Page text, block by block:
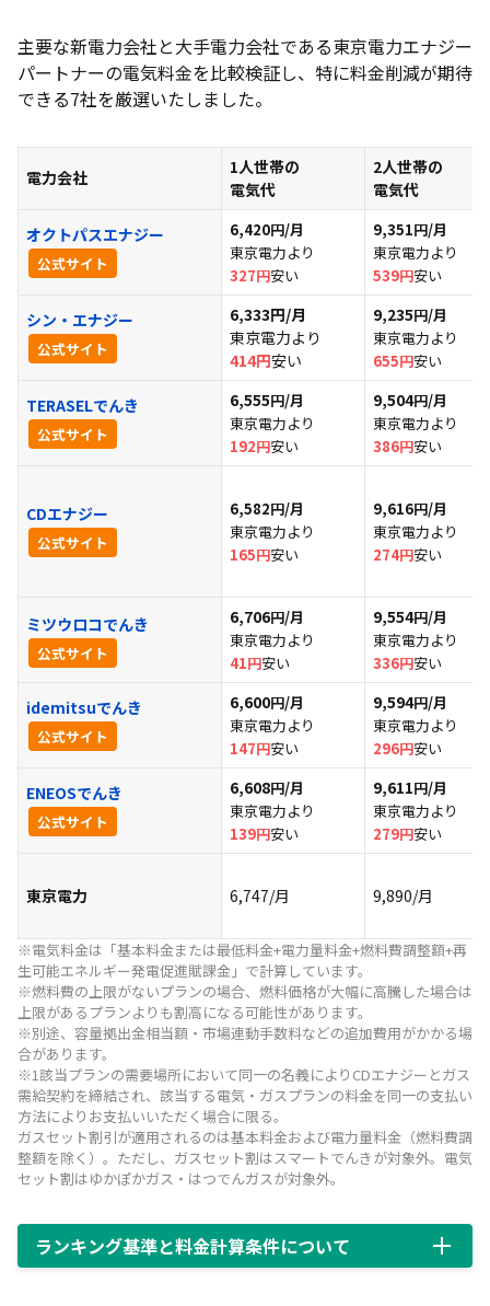
ミツウロコでんき「従量電灯B」｜シンプルな料金
体系
idemitsuでんき「Sプラン」｜電気代とガソリン代
ENEOSでんき「Vプラン」｜長期契約割引で電気代
新電力会社へ乗り換えるメリット5つ
メリット①｜電気代が安くなる可能性がある
メリット②｜自分にあったプランが選べる
メリット③｜乗り換えキャンペーンがある
メリット④｜新電力会社へ乗り換える際の工事が不
要
メリット⑤｜環境問題にも取り組める
お住いのエリアで新電力会社を選ぶ
電気を使う時間帯によって料金プランを選ぶ
電気料金単価以外の金額も確認する
割引やポイント還元、セット割などのサービスが多
いほどお得
新電力会社へ電気を乗り換える際の注意点・デメリ
大手電力会社の方が安いパターンもある
最低利用期間や解約金がないか確認する
支払い方法がクレジットカードのみの場合がある
変動型の電気料金プランは社会情勢によって高くな
ることがある
新電力会社へ乗り換える方法
現住所で電力会社を切り替える方法
引っ越し先で新電力会社に乗り換える方法
新電力会社の乗り換えについてよくある質問
新電力会社とはそもそも何？
は？
電力会社を新電力会社へ乗り換える注意点や変更の
主要な新電力会社と大手電力会社である東京電力エナジー
パートナーの電気料金を比較検証し、特に料金削減が期待
できる7社を厳選いたしました。
電力会社
1人世帯の
電気代
2人世帯の
電気代
オクトパスエナジー
公式サイト
6,420円/月
東京電力より
327円安い
9,351円/月
東京電力より
539円安い
シン・エナジー
公式サイト
6,333円/月
東京電力より
414円安い
9,235円/月
東京電力より
655円安い
TERASELでんき
公式サイト
6,555円/月
東京電力より
192円安い
9,504円/月
東京電力より
386円安い
CDエナジー
公式サイト
6,582円/月
東京電力より
165円安い
9,616円/月
東京電力より
274円安い
ミツウロコでんき
公式サイト
6,706円/月
東京電力より
41円安い
9,554円/月
東京電力より
336円安い
idemitsuでんき
公式サイト
6,600円/月
東京電力より
147円安い
9,594円/月
東京電力より
296円安い
ENEOSでんき
公式サイト
6,608円/月
東京電力より
139円安い
9,611円/月
東京電力より
279円安い
東京電力 6,747/月 9,890/月
※電気料金は「基本料金または最低料金+電力量料金+燃料費調整額+再
生可能エネルギー発電促進賦課金」で計算しています。
※燃料費の上限がないプランの場合、燃料価格が大幅に高騰した場合は
上限があるプランよりも割高になる可能性があります。
※別途、容量拠出金相当額・市場連動手数料などの追加費用がかかる場
合があります。
※1該当プランの需要場所において同一の名義によりCDエナジーとガス
需給契約を締結され、該当する電気・ガスプランの料金を同一の支払い
方法によりお支払いいただく場合に限る。
ガスセット割引が適用されるのは基本料金および電力量料金（燃料費調
整額を除く）。ただし、ガスセット割はスマートでんきが対象外。電気
セット割はゆかぽかガス・はつでんガスが対象外。
ランキング基準と料金計算条件について